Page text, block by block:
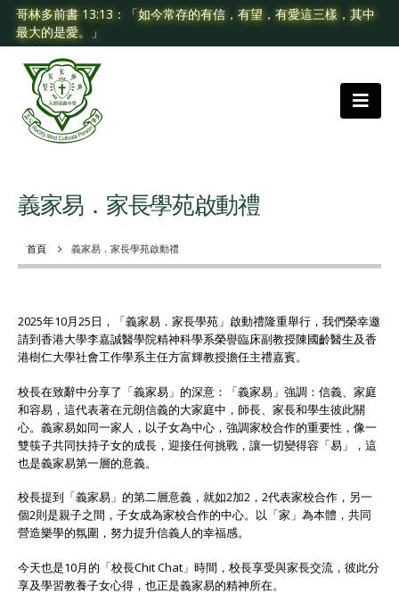
哥林多前書 13:13：「如今常存的有信，有望，有愛這三樣，其中
最大的是愛。」
首頁 義家易．家長學苑啟動禮
義家易．家長學苑啟動禮
2025年10月25日，「義家易．家長學苑」啟動禮隆重舉行，我們榮幸邀
請到香港大學李嘉誠醫學院精神科學系榮譽臨床副教授陳國齡醫生及香
港樹仁大學社會工作學系主任方富輝教授擔任主禮嘉賓。
校長在致辭中分享了「義家易」的深意：「義家易」強調：信義、家庭
和容易，這代表著在元朗信義的大家庭中，師長、家長和學生彼此關
心。義家易如同一家人，以子女為中心，強調家校合作的重要性，像一
雙筷子共同扶持子女的成長，迎接任何挑戰，讓一切變得容「易」，這
也是義家易第一層的意義。
校長提到「義家易」的第二層意義，就如2加2，2代表家校合作，另一
個2則是親子之間，子女成為家校合作的中心。以「家」為本體，共同
營造樂學的氛圍，努力提升信義人的幸福感。
今天也是10月的「校長Chit Chat」時間，校長享受與家長交流，彼此分
享及學習教養子女心得，也正是義家易的精神所在。